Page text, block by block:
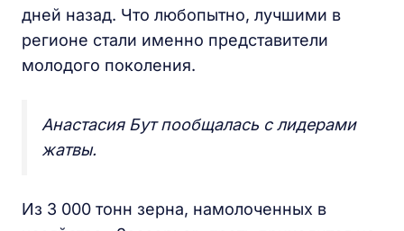
дней назад. Что любопытно, лучшими в
регионе стали именно представители
молодого поколения.
Анастасия Бут пообщалась с лидерами
жатвы.
Из 3 000 тонн зерна, намолоченных в